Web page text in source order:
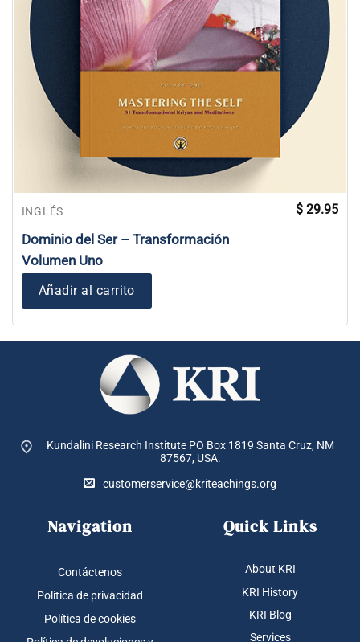
INGLÉS
Dominio del Ser – Transformación
Volumen Uno
$ 29.95
Añadir al carrito
Kundalini Research Institute PO Box 1819 Santa Cruz, NM
87567, USA.
customerservice@kriteachings.org
Navigation
Contáctenos
Política de privacidad
Política de cookies
Quick Links
About KRI
KRI History
KRI Blog
Services